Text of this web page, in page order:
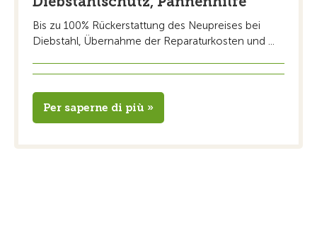
Bis zu 100% Rückerstattung des Neupreises bei
Diebstahl, Übernahme der Reparaturkosten und ...
Per saperne di più »